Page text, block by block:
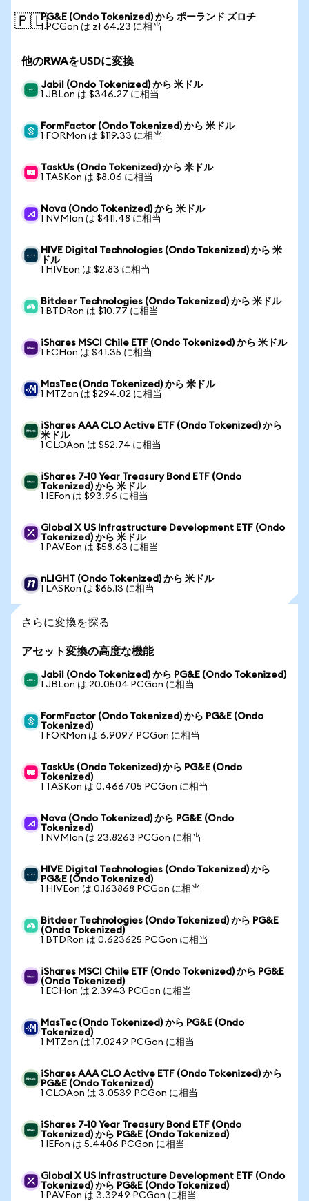
🇵🇱PG&E (Ondo Tokenized) から ポーランド ズロチ
1 PCGon は zł 64.23 に相当
他のRWAをUSDに変換
Jabil (Ondo Tokenized) から 米ドル
1 JBLon は $346.27 に相当
FormFactor (Ondo Tokenized) から 米ドル
1 FORMon は $119.33 に相当
TaskUs (Ondo Tokenized) から 米ドル
1 TASKon は $8.06 に相当
Nova (Ondo Tokenized) から 米ドル
1 NVMIon は $411.48 に相当
HIVE Digital Technologies (Ondo Tokenized) から 米
ドル
1 HIVEon は $2.83 に相当
Bitdeer Technologies (Ondo Tokenized) から 米ドル
1 BTDRon は $10.77 に相当
iShares MSCI Chile ETF (Ondo Tokenized) から 米ドル
1 ECHon は $41.35 に相当
MasTec (Ondo Tokenized) から 米ドル
1 MTZon は $294.02 に相当
iShares AAA CLO Active ETF (Ondo Tokenized) から
米ドル
1 CLOAon は $52.74 に相当
iShares 7-10 Year Treasury Bond ETF (Ondo
Tokenized) から 米ドル
1 IEFon は $93.96 に相当
Global X US Infrastructure Development ETF (Ondo
Tokenized) から 米ドル
1 PAVEon は $58.63 に相当
nLIGHT (Ondo Tokenized) から 米ドル
1 LASRon は $65.13 に相当
さらに変換を探る
アセット変換の高度な機能
Jabil (Ondo Tokenized) から PG&E (Ondo Tokenized)
1 JBLon は 20.0504 PCGon に相当
FormFactor (Ondo Tokenized) から PG&E (Ondo
Tokenized)
1 FORMon は 6.9097 PCGon に相当
TaskUs (Ondo Tokenized) から PG&E (Ondo
Tokenized)
1 TASKon は 0.466705 PCGon に相当
Nova (Ondo Tokenized) から PG&E (Ondo
Tokenized)
1 NVMIon は 23.8263 PCGon に相当
HIVE Digital Technologies (Ondo Tokenized) から
PG&E (Ondo Tokenized)
1 HIVEon は 0.163868 PCGon に相当
Bitdeer Technologies (Ondo Tokenized) から PG&E
(Ondo Tokenized)
1 BTDRon は 0.623625 PCGon に相当
iShares MSCI Chile ETF (Ondo Tokenized) から PG&E
(Ondo Tokenized)
1 ECHon は 2.3943 PCGon に相当
MasTec (Ondo Tokenized) から PG&E (Ondo
Tokenized)
1 MTZon は 17.0249 PCGon に相当
iShares AAA CLO Active ETF (Ondo Tokenized) から
PG&E (Ondo Tokenized)
1 CLOAon は 3.0539 PCGon に相当
iShares 7-10 Year Treasury Bond ETF (Ondo
Tokenized) から PG&E (Ondo Tokenized)
1 IEFon は 5.4406 PCGon に相当
Global X US Infrastructure Development ETF (Ondo
Tokenized) から PG&E (Ondo Tokenized)
1 PAVEon は 3.3949 PCGon に相当